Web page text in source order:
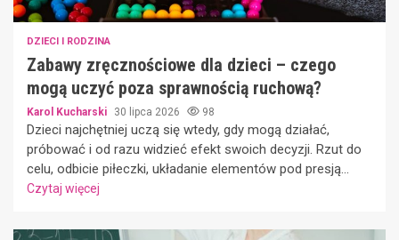
DZIECI I RODZINA
Zabawy zręcznościowe dla dzieci – czego
mogą uczyć poza sprawnością ruchową?
Karol Kucharski 30 lipca 2026 98
Dzieci najchętniej uczą się wtedy, gdy mogą działać,
próbować i od razu widzieć efekt swoich decyzji. Rzut do
celu, odbicie piłeczki, układanie elementów pod presją...
Czytaj więcej